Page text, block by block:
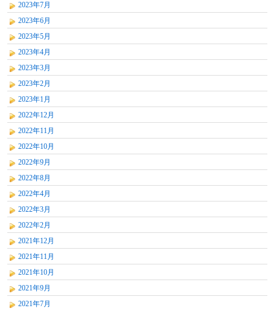
2023年7月
2023年6月
2023年5月
2023年4月
2023年3月
2023年2月
2023年1月
2022年12月
2022年11月
2022年10月
2022年9月
2022年8月
2022年4月
2022年3月
2022年2月
2021年12月
2021年11月
2021年10月
2021年9月
2021年7月